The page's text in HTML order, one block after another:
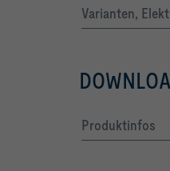
Varianten,
Produktinfos